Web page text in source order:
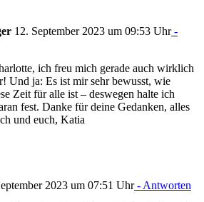
12. September 2023 um 09:53 Uhr-
ich freu mich gerade auch wirklich
Und ja: Es ist mir sehr bewusst, wie
Zeit für alle ist – deswegen halte ich
fest. Danke für deine Gedanken, alles
und euch, Katia
2023 um 07:51 Uhr- Antworten